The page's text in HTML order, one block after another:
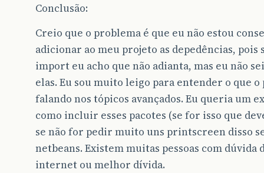
Conclusão:
Creio que o problema é que eu não estou
adicionar ao meu projeto as depedências, pois
import eu acho que não adianta, mas eu não
elas. Eu sou muito leigo para entender o que o
falando nos tópicos avançados. Eu queria um
como incluir esses pacotes (se for isso que
se não for pedir muito uns printscreen disso
netbeans. Existem muitas pessoas com dúvida
internet ou melhor dívida.